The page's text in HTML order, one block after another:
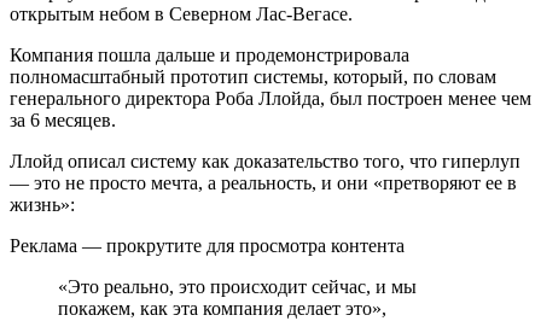
открытым небом в Северном Лас-Вегасе.
Компания пошла дальше и продемонстрировала
полномасштабный прототип системы, который, по словам
генерального директора Роба Ллойда, был построен менее чем
за 6 месяцев.
Ллойд описал систему как доказательство того, что гиперлуп
— это не просто мечта, а реальность, и они «претворяют ее в
жизнь»:
Реклама — прокрутите для просмотра контента
«Это реально, это происходит сейчас, и мы
покажем, как эта компания делает это»,